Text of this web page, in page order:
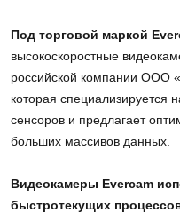
Под торговой маркой
высокоскоростные
российской компании ООО
которая специализируется
сенсоров и предлагает
больших массивов данных.
Видеокамеры Evercam
быстротекущих